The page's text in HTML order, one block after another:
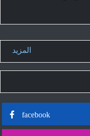
المزيد
facebook